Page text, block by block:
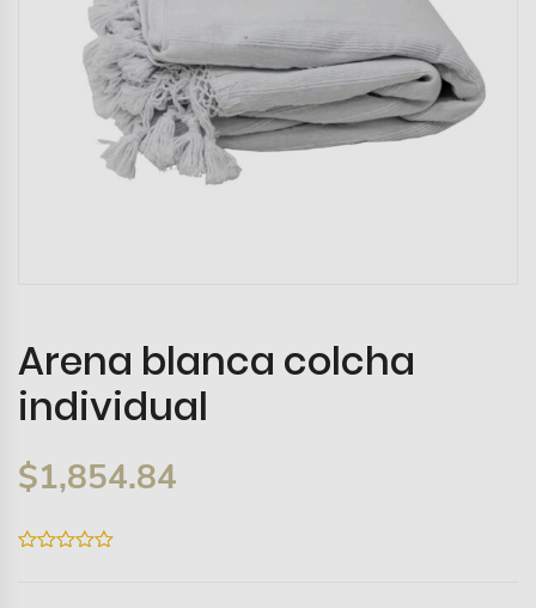
Arena blanca colcha
individual
$1,854.84